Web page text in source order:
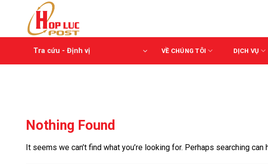
Tra cứu - Định vị VỀ CHÚNG TÔI DỊCH VỤ
Nothing Found
It seems we can’t find what you’re looking for. Perhaps searching can